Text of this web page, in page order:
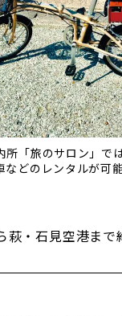
所「旅のサロン」で
どのレンタルが可能
萩・石見空港まで